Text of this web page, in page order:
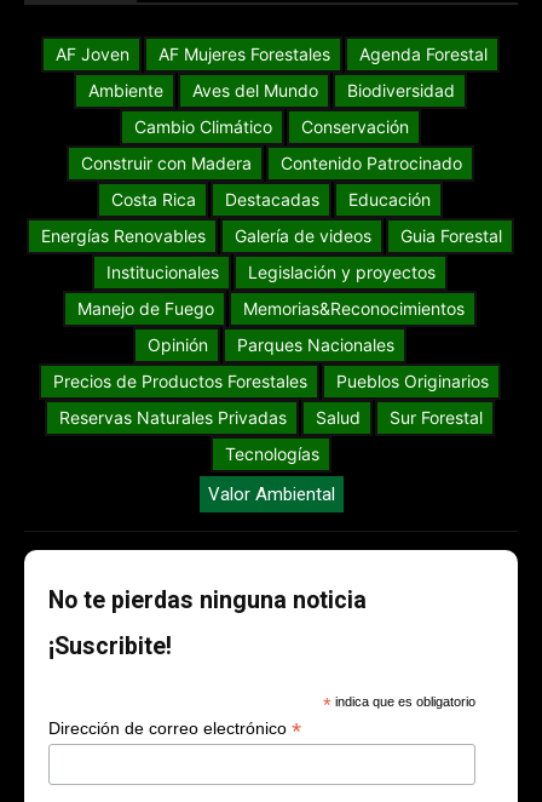
AF Joven AF Mujeres Forestales
Agenda Forestal
Ambiente
Aves del Mundo
Biodiversidad
Cambio Climático
Conservación
Construir con Madera
Contenido Patrocinado
Costa Rica
Destacadas
Educación
Energías Renovables
Galería de videos
Guia Forestal
Institucionales
Legislación y proyectos
Manejo de Fuego
Memorias&Reconocimientos
Opinión
Parques Nacionales
Precios de Productos Forestales
Pueblos Originarios
Reservas Naturales Privadas
Salud
Sur Forestal
Tecnologías
Valor Ambiental
No te pierdas ninguna noticia
¡Suscribite!
* indica que es obligatorio
Dirección de correo electrónico *